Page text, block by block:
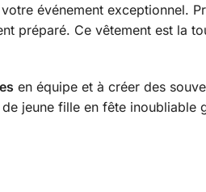
événement exceptionnel.
préparé. Ce vêtement est la
en équipe et à créer des
jeune fille en fête inoubliable